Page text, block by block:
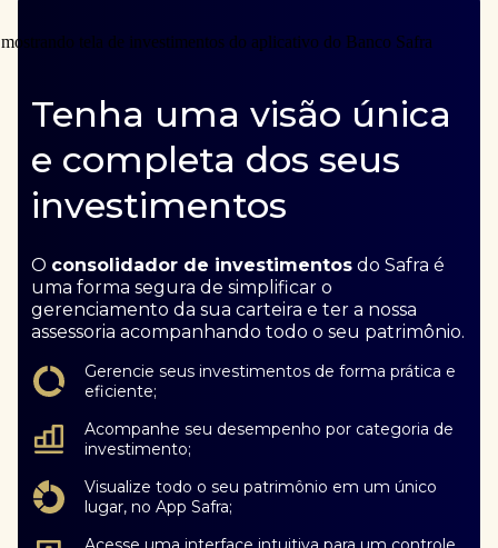
Tenha uma visão única
e completa dos seus
investimentos
O consolidador de investimentos do Safra é
uma forma segura de simplificar o
gerenciamento da sua carteira e ter a nossa
assessoria acompanhando todo o seu patrimônio.
Gerencie seus investimentos de forma prática e
eficiente;
Acompanhe seu desempenho por categoria de
investimento;
Visualize todo o seu patrimônio em um único
lugar, no App Safra;